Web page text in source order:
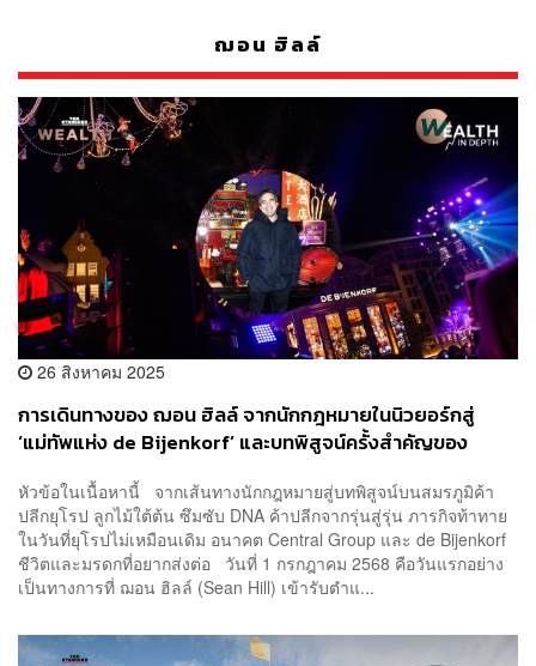
ฌอน ฮิลล์
26 สิงหาคม 2025
การเดินทางของ ฌอน ฮิลล์ จากนักกฎหมายในนิวยอร์กสู่
‘แม่ทัพแห่ง de Bijenkorf’ และบทพิสูจน์ครั้งสำคัญของ
หัวข้อในเนื้อหานี้ จากเส้นทางนักกฎหมายสู่บทพิสูจน์บนสมรภูมิค้า
ปลีกยุโรป ลูกไม้ใต้ต้น ซึมซับ DNA ค้าปลีกจากรุ่นสู่รุ่น ภารกิจท้าทาย
ในวันที่ยุโรปไม่เหมือนเดิม อนาคต Central Group และ de Bijenkorf
ชีวิตและมรดกที่อยากส่งต่อ วันที่ 1 กรกฎาคม 2568 คือวันแรกอย่าง
เป็นทางการที่ ฌอน ฮิลล์ (Sean Hill) เข้ารับตำแ...